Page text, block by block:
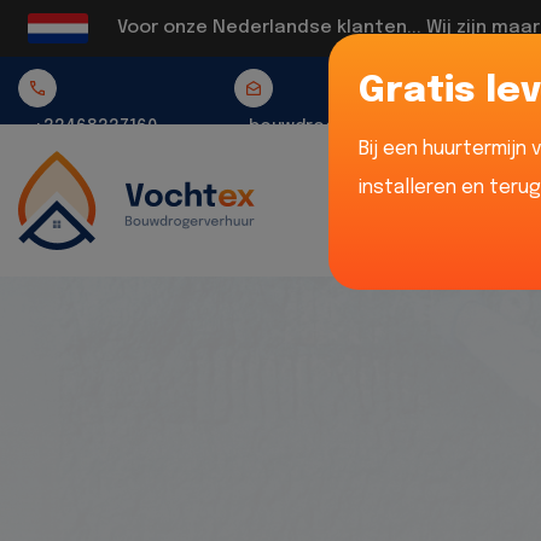
Voor onze Nederlandse klanten... Wij zijn
+32468337160 bouwdrogerverhuur@vochtex.be
Gratis
Bij een huurtermijn
installeren en